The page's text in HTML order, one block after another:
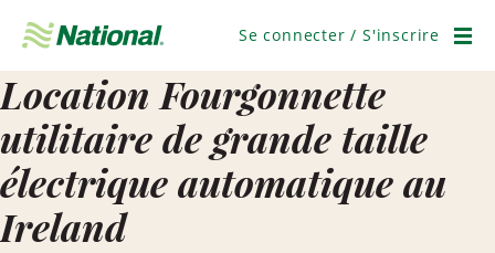
navigation
Se connecter / S'inscrire
Location Fourgonnette
utilitaire de grande taille
électrique automatique au
Ireland